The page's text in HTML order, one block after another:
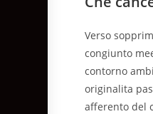
Verso
congiunto
contorno
originalita
afferento del